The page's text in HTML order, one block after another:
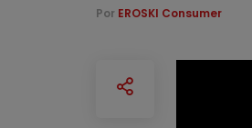
Por EROSKI Consumer